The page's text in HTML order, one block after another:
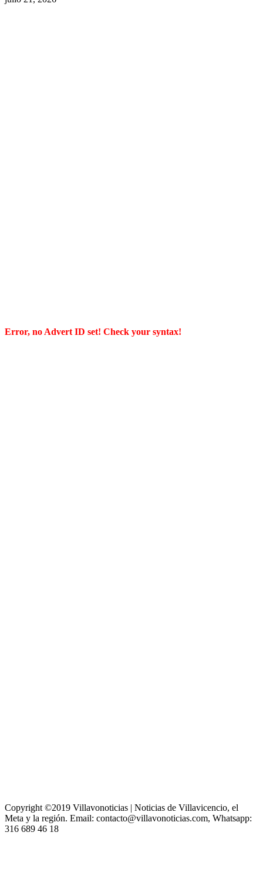
Error, no Advert ID set! Check your syntax!
Copyright ©2019 Villavonoticias | Noticias de Villavicencio, el
Meta y la región. Email: contacto@villavonoticias.com, Whatsapp:
316 689 46 18